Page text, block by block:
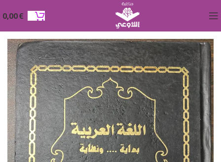
0,00€